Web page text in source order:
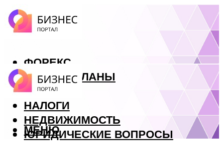
ФОРЕКС
БИЗНЕС ПЛАНЫ
КРЕДИТЫ
НАЛОГИ
НЕДВИЖИМОСТЬ
ЮРИДИЧЕСКИЕ ВОПРОСЫ
МЕНЮ